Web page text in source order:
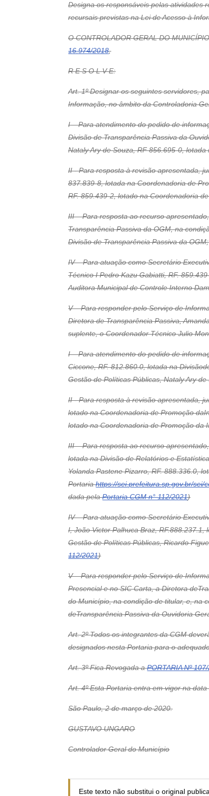
Designa os responsáveis pelas atividades
recursais previstas na Lei de Acesso à
O CONTROLADOR GERAL DO
16.974/2018,
R E S O L V E:
Art. 1º Designar os seguintes servidores,
Informação, no âmbito da Controladoria
I – Para atendimento do pedido de
Divisão de Transparência Passiva da
Nataly Ary de Souza, RF 856.695-0,
II - Para resposta à revisão apresentada,
837.839-8, lotada na Coordenadoria de
RF. 859.439-2, lotado na Coordenadoria
III – Para resposta ao recurso
Transparência Passiva da OGM, na
Divisão de Transparência Passiva da OGM;
IV – Para atuação como Secretário
Técnico I Pedro Kazu Gabiatti, RF.
Auditora Municipal de Controle Interno
V – Para responder pelo Serviço de
Diretora de Transparência Passiva,
suplente, o Coordenador Técnico Julio
I – Para atendimento do pedido de
Ciccone, RF. 812.860.0, lotada na
Gestão de Políticas Públicas, Nataly Ary
II - Para resposta à revisão apresentada,
lotado na Coordenadoria de Promoção
lotado na Coordenadoria de Promoção
III – Para resposta ao recurso
lotada na Divisão de Relatórios e
Yolanda Pastene Pizarro, RF. 888.336.0,
Portariahttps://sei.prefeitura.sp.gov.br/
dada pelaPortaria CGM n° 112/2021)
IV – Para atuação como Secretário
I, João Victor Palhuca Braz,
Gestão de Políticas Públicas, Ricardo
112/2021)
V – Para responder pelo Serviço de
Presencial e no SIC Carta, a Diretora
do Município, na condição de titular, e, na
deTransparência Passiva da Ouvidoria
Art. 2º Todos os integrantes da CGM
designados nesta Portaria para o
Art. 3º Fica Revogada aPORTARIA Nº
Art. 4º Esta Portaria entra em vigor na
São Paulo, 2 de março de 2020.
GUSTAVO UNGARO
Controlador Geral do Município
Este texto não substitui o original